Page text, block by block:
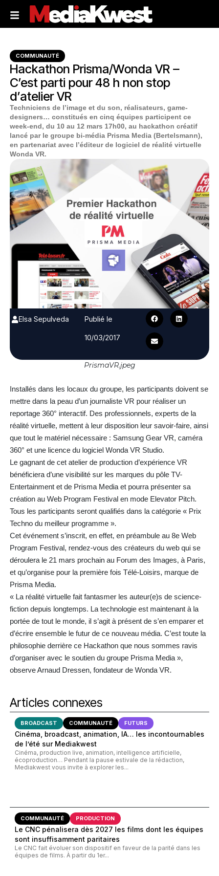
COMMUNAUTÉ
Hackathon Prisma/Wonda VR –
C’est parti pour 48 h non stop
d’atelier VR
Techniciens de l’image et du son, réalisateurs, game-
designers… constitués en cinq équipes participent ce
week-end, du 10 au 12 mars 17h00, au hackathon créatif
lancé par le groupe bi-média Prisma Media (Bertelsmann),
en partenariat avec l’éditeur de logiciel de réalité virtuelle
Wonda VR.
Elsa Sepulveda
Publié le
10/03/2017
PrismaVR.jpeg
Installés dans les locaux du groupe, les participants doivent se
mettre dans la peau d’un journaliste VR pour réaliser un
reportage 360° interactif. Des professionnels, experts de la
réalité virtuelle, mettent à leur disposition leur savoir-faire, ainsi
que tout le matériel nécessaire : Samsung Gear VR, caméra
360° et une licence du logiciel Wonda VR Studio.
Le gagnant de cet atelier de production d’expérience VR
bénéficiera d’une visibilité sur les marques du pôle TV-
Entertainment et de Prisma Media et pourra présenter sa
création au Web Program Festival en mode Elevator Pitch.
Tous les participants seront qualifiés dans la catégorie « Prix
Techno du meilleur programme ».
Cet événement s’inscrit, en effet, en préambule au 8e Web
Program Festival, rendez-vous des créateurs du web qui se
déroulera le 21 mars prochain au Forum des Images, à Paris,
et qu’organise pour la première fois Télé-Loisirs, marque de
Prisma Media.
« La réalité virtuelle fait fantasmer les auteur(e)s de science-
fiction depuis longtemps. La technologie est maintenant à la
portée de tout le monde, il s’agit à présent de s’en emparer et
d’écrire ensemble le futur de ce nouveau média. C’est toute la
philosophie derrière ce Hackathon que nous sommes ravis
d’organiser avec le soutien du groupe Prisma Media »,
observe Arnaud Dressen, fondateur de Wonda VR.
Articles connexes
BROADCAST COMMUNAUTÉ FUTURS
Cinéma, broadcast, animation, IA… les incontournables
de l’été sur Mediakwest
Cinéma, production live, animation, intelligence artificielle,
écoproduction… Pendant la pause estivale de la rédaction,
Mediakwest vous invite à explorer les...
COMMUNAUTÉ PRODUCTION
Le CNC pénalisera dès 2027 les films dont les équipes
sont insuffisamment paritaires
Le CNC fait évoluer son dispositif en faveur de la parité dans les
équipes de films. À partir du 1er...